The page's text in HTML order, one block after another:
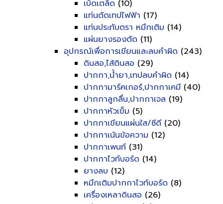
เบ็ดเตล็ด (10)
แท่นตัดเทปไฟฟ้า (17)
แท่นประทับตรา หมึกเติม (14)
แผ่นยางรองตัด (11)
อุปกรณ์เพื่อการเขียนและลบคำผิด (243)
ดินสอ,ไส้ดินสอ (29)
ปากกา,น้ำยา,เทปลบคำผิด (14)
ปากกามาร์คเกอร์,ปากกาเคมี (40)
ปากกาลูกลื่น,ปากกาเจล (19)
ปากกาหัวเข็ม (5)
ปากกาเขียนแผ่นใส/ซีดี (20)
ปากกาเน้นข้อความ (12)
ปากกาเพนท์ (31)
ปากกาไวท์บอร์ด (14)
ยางลบ (12)
หมึกเติมปากกาไวท์บอร์ด (8)
เครื่องเหลาดินสอ (26)